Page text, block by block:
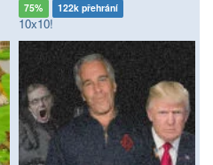
75% 122k přehrání
10x10!